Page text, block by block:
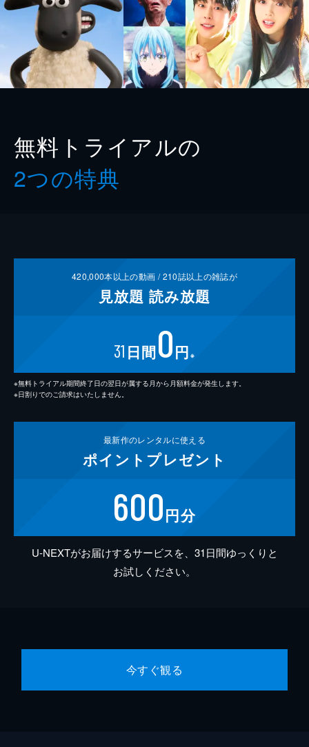
無料トライアルの
2つの特典
420,000本以上の動画 /210誌以上の雑誌が
見放題 読み放題
31 日間0円 ※
※無料トライアル期間終了日の翌日が属する月から月額料金が発生します。
※日割りでのご請求はいたしません。
最新作のレンタルに使える
ポイント プレゼント
600円分
U-NEXTがお届けするサービスを、31日間ゆっくりと
お試しください。
今すぐ観る